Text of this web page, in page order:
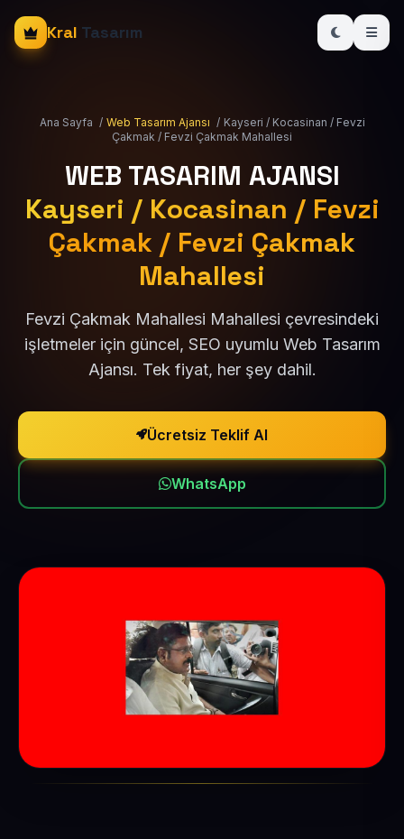
Kral Tasarım
Ana Sayfa / Web Tasarım Ajansı / Kayseri / Kocasinan / Fevzi
Çakmak / Fevzi Çakmak Mahallesi
WEB TASARIM AJANSI
Kayseri / Kocasinan / Fevzi
Çakmak / Fevzi Çakmak
Mahallesi
Fevzi Çakmak Mahallesi Mahallesi çevresindeki
işletmeler için güncel, SEO uyumlu Web Tasarım
Ajansı. Tek fiyat, her şey dahil.
Ücretsiz Teklif Al
WhatsApp